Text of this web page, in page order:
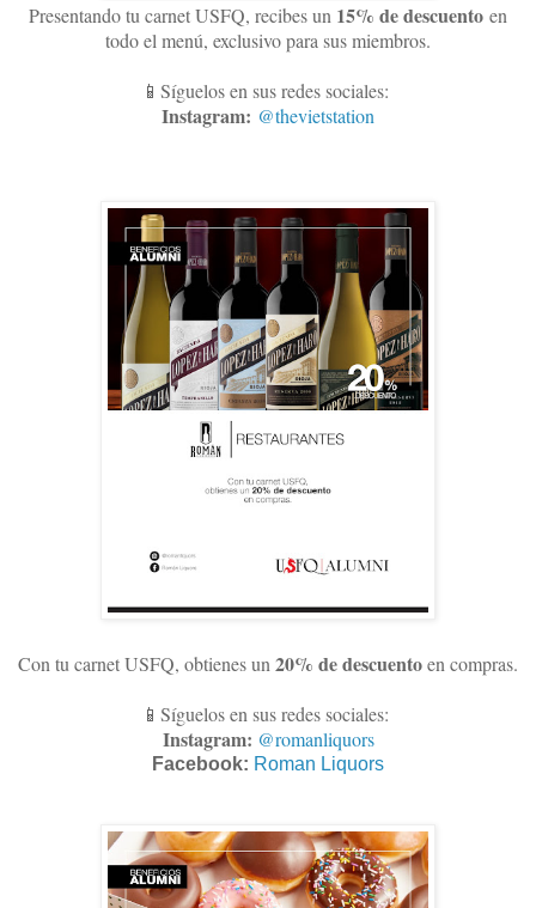
Presentando tu carnet USFQ, recibes un 15% de descuento en
todo el menú, exclusivo para sus miembros.
📱Síguelos en sus redes sociales:
Instagram: @thevietstation
Con tu carnet USFQ, obtienes un20% de descuentoen compras.
📱Síguelos en sus redes sociales:
Instagram: @romanliquors
Facebook: Roman Liquors